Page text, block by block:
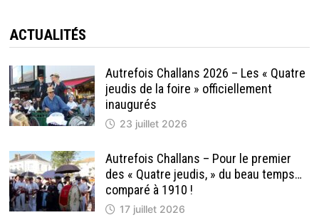
UN
FESTIVAL
D’AUTOMNE
COULEURS
DE
L’AUVERGNE
ACTUALITÉS
Autrefois Challans 2026 – Les « Quatre
jeudis de la foire » officiellement
inaugurés
23 juillet 2026
Autrefois Challans – Pour le premier
des « Quatre jeudis, » du beau temps…
comparé à 1910 !
17 juillet 2026